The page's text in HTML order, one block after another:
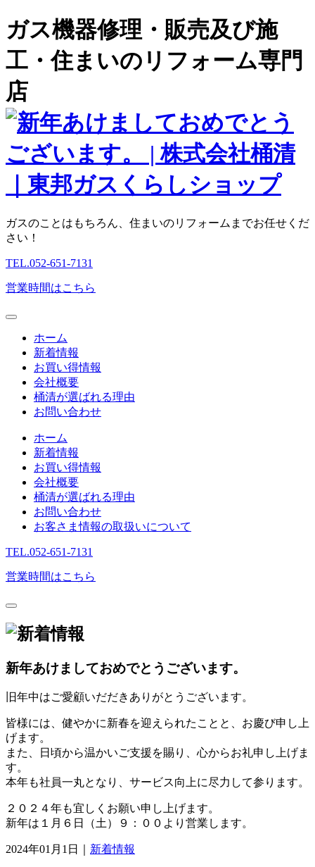
ガス機器修理・販売及び施
工・住まいのリフォーム専門
店
ガスのことはもちろん、住まいのリフォームまでお任せくだ
さい！
TEL.052-651-7131
営業時間はこちら
ホーム
新着情報
お買い得情報
会社概要
桶清が選ばれる理由
お問い合わせ
ホーム
新着情報
お買い得情報
会社概要
桶清が選ばれる理由
お問い合わせ
お客さま情報の取扱いについて
TEL.052-651-7131
営業時間はこちら
新年あけましておめでとうございます。
旧年中はご愛顧いだだきありがとうございます。
皆様には、健やかに新春を迎えられたことと、お慶び申し上
げます。
また、日頃から温かいご支援を賜り、心からお礼申し上げま
す。
本年も社員一丸となり、サービス向上に尽力して参ります。
２０２４年も宜しくお願い申し上げます。
新年は１月６日（土）９：００より営業します。
2024年01月1日 新着情報